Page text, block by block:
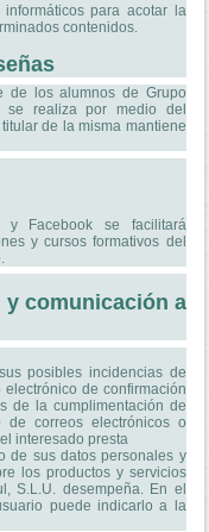
para acotar la
contenidos.
de los alumnos de Grupo
se realiza por medio del
de la misma mantiene
Facebook se facilitará
y cursos formativos del
comunicación a
posibles incidencias de
de confirmación
de la cumplimentación de
correos electrónicos o
interesado presta
de sus datos personales y
los productos y servicios
S.L.U. desempeña. En el
puede indicarlo a la